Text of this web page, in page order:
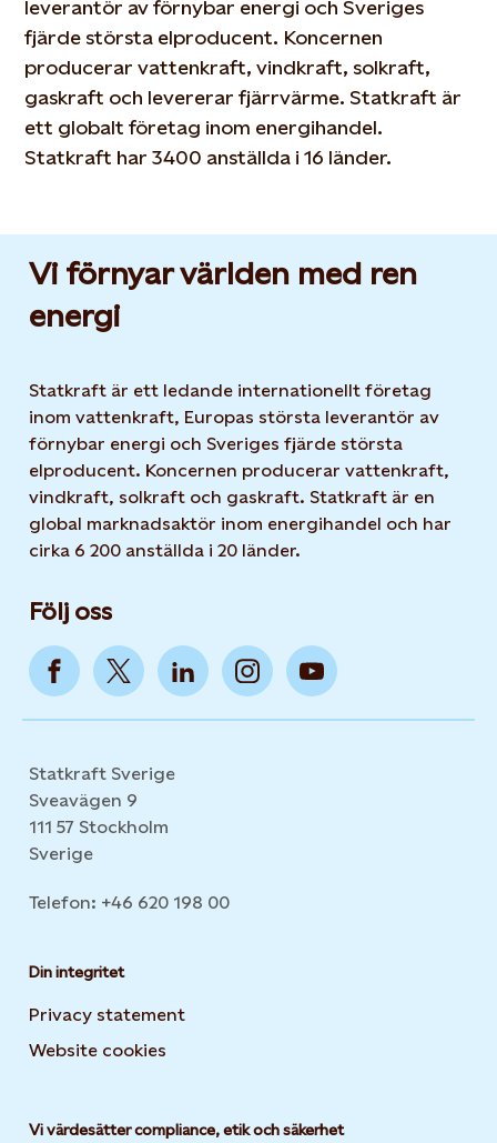
leverantör av förnybar energi och Sveriges
fjärde största elproducent. Koncernen
producerar vattenkraft, vindkraft, solkraft,
gaskraft och levererar fjärrvärme. Statkraft är
ett globalt företag inom energihandel.
Statkraft har 3400 anställda i 16 länder.
Vi förnyar världen med ren
energi
Statkraft är ett ledande internationellt företag
inom vattenkraft, Europas största leverantör av
förnybar energi och Sveriges fjärde största
elproducent. Koncernen producerar vattenkraft,
vindkraft, solkraft och gaskraft. Statkraft är en
global marknadsaktör inom energihandel och har
cirka 6 200 anställda i 20 länder.
Följ oss
Statkraft Sverige
Sveavägen 9
111 57 Stockholm
Sverige
Telefon: +46 620 198 00
Din integritet
Privacy statement
Website cookies
Vi värdesätter compliance, etik och säkerhet